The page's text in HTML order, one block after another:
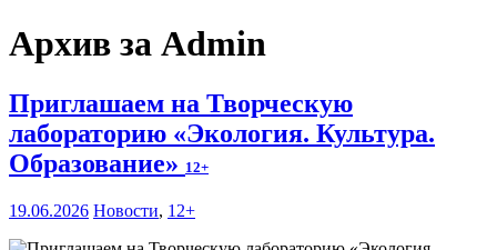
Архив за Admin
Приглашаем на Творческую
лабораторию «Экология. Культура.
Образование» 12+
19.06.2026 Новости, 12+